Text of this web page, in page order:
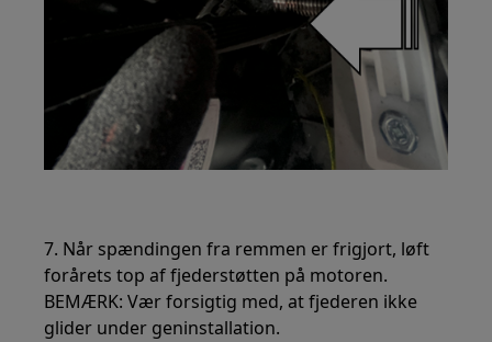
7. Når spændingen fra remmen er frigjort, løft
forårets top af fjederstøtten på motoren.
BEMÆRK: Vær forsigtig med, at fjederen ikke
glider under geninstallation.